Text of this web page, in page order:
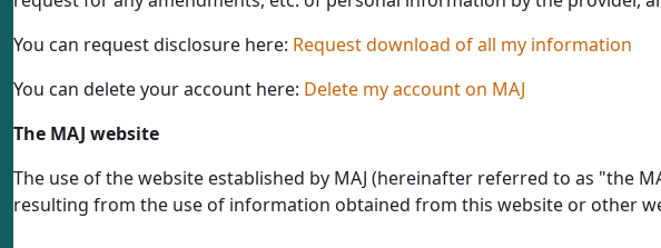
You can request disclosure here: Request download of all my information
You can delete your account here: Delete my account on MAJ
The MAJ website
The use of the website established by MAJ (hereinafter referred to as "the
resulting from the use of information obtained from this website or other